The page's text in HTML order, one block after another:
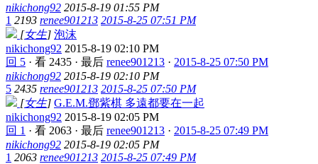
nikichong92 2015-8-19 01:55 PM
1 2193 renee901213 2015-8-25 07:51 PM
[女生] 泡沫
nikichong92 2015-8-19 02:10 PM
回 5 · 看 2435 · 最后 renee901213 · 2015-8-25 07:50 PM
nikichong92 2015-8-19 02:10 PM
5 2435 renee901213 2015-8-25 07:50 PM
[女生] G.E.M.鄧紫棋 多遠都要在一起
nikichong92 2015-8-19 02:05 PM
回 1 · 看 2063 · 最后 renee901213 · 2015-8-25 07:49 PM
nikichong92 2015-8-19 02:05 PM
1 2063 renee901213 2015-8-25 07:49 PM